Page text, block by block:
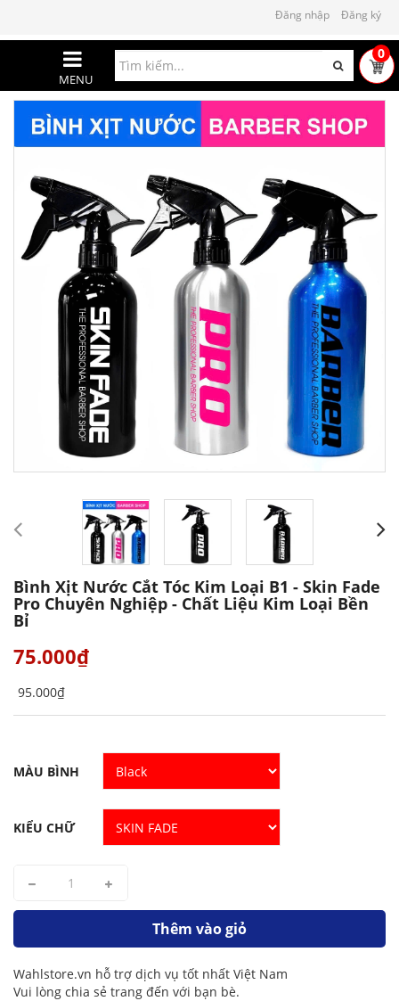
Đăng nhập Đăng ký
MENU
0
Bình Xịt Nước Cắt Tóc Kim Loại B1 - Skin Fade
Pro Chuyên Nghiệp - Chất Liệu Kim Loại Bền
Bỉ
75.000₫
95.000₫
MÀU BÌNH
KIỂU CHỮ
Thêm vào giỏ
Wahlstore.vn hỗ trợ dịch vụ tốt nhất Việt Nam
Vui lòng chia sẻ trang đến với bạn bè.